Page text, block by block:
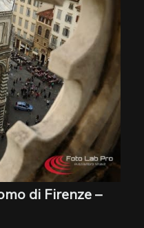
di Firenze –